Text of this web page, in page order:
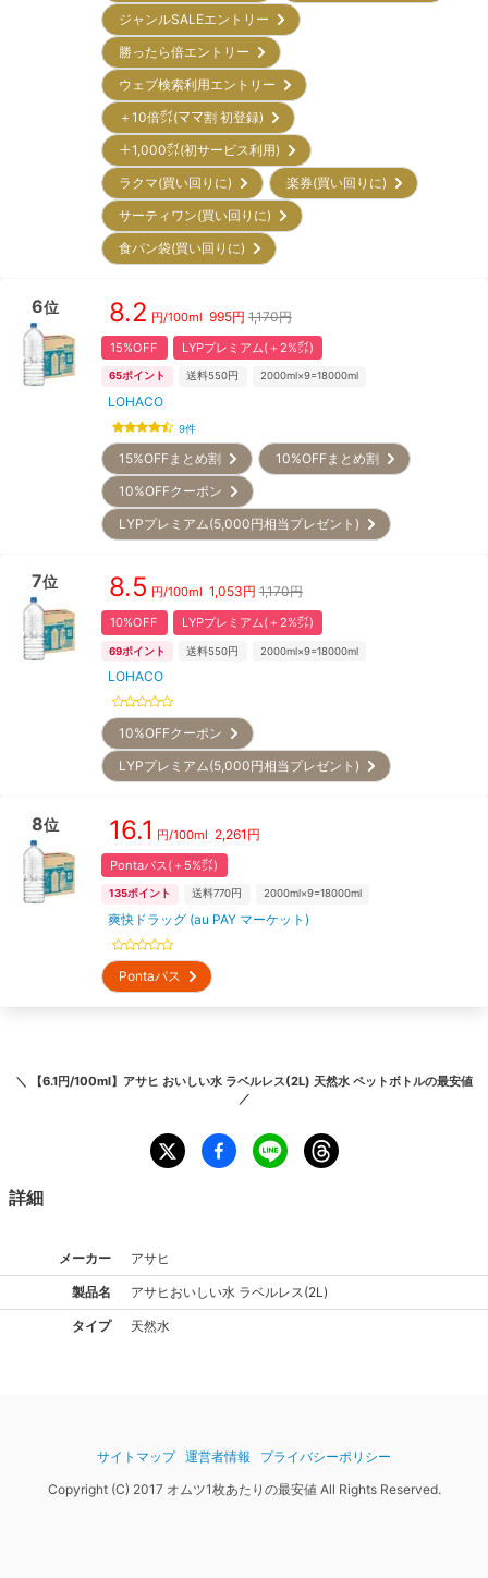
ジャンルSALEエントリー
勝ったら倍エントリー
ウェブ検索利用エントリー
＋10倍㌽(ママ割 初登録)
＋1,000㌽(初サービス利用)
ラクマ(買い回りに)
楽券(買い回りに)
サーティワン(買い回りに)
食パン袋(買い回りに)
6位 8.2 円/100ml 995円 1,170円
15%OFF LYPプレミアム(＋2%㌽)
65ポイント 送料550円 2000ml×9=18000ml
LOHACO
9件
15%OFFまとめ割
10%OFFまとめ割
10%OFFクーポン
LYPプレミアム(5,000円相当プレゼント)
7位 8.5 円/100ml 1,053円 1,170円
10%OFF LYPプレミアム(＋2%㌽)
69ポイント 送料550円 2000ml×9=18000ml
LOHACO
10%OFFクーポン
LYPプレミアム(5,000円相当プレゼント)
8位 16.1 円/100ml 2,261 円
Pontaパス(＋5%㌽)
135ポイント 送料770円 2000ml×9=18000ml
爽快ドラッグ (au PAY マーケット)
Pontaパス
＼ 【6.1円/100ml】アサヒ おいしい水 ラベルレス(2L) 天然水 ペットボトルの最安値
／
詳細
メーカー アサヒ
製品名 アサヒ おいしい水 ラベルレス(2L)
タイプ 天然水
サイトマップ 運営者情報
プライバシーポリシー
Copyright (C) 2017 オムツ1枚あたりの最安値 All Rights Reserved.